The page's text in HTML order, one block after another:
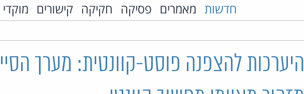
חדשות מאמרים פסיקה חקיקה קישורים
היערכות להצפנה פוסט-קוונטית: מערך